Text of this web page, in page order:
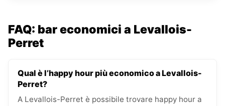
FAQ: bar economici a Levallois-
Perret
Qual è l’happy hour più economico a Levallois-
Perret?
A Levallois-Perret è possibile trovare happy hour a